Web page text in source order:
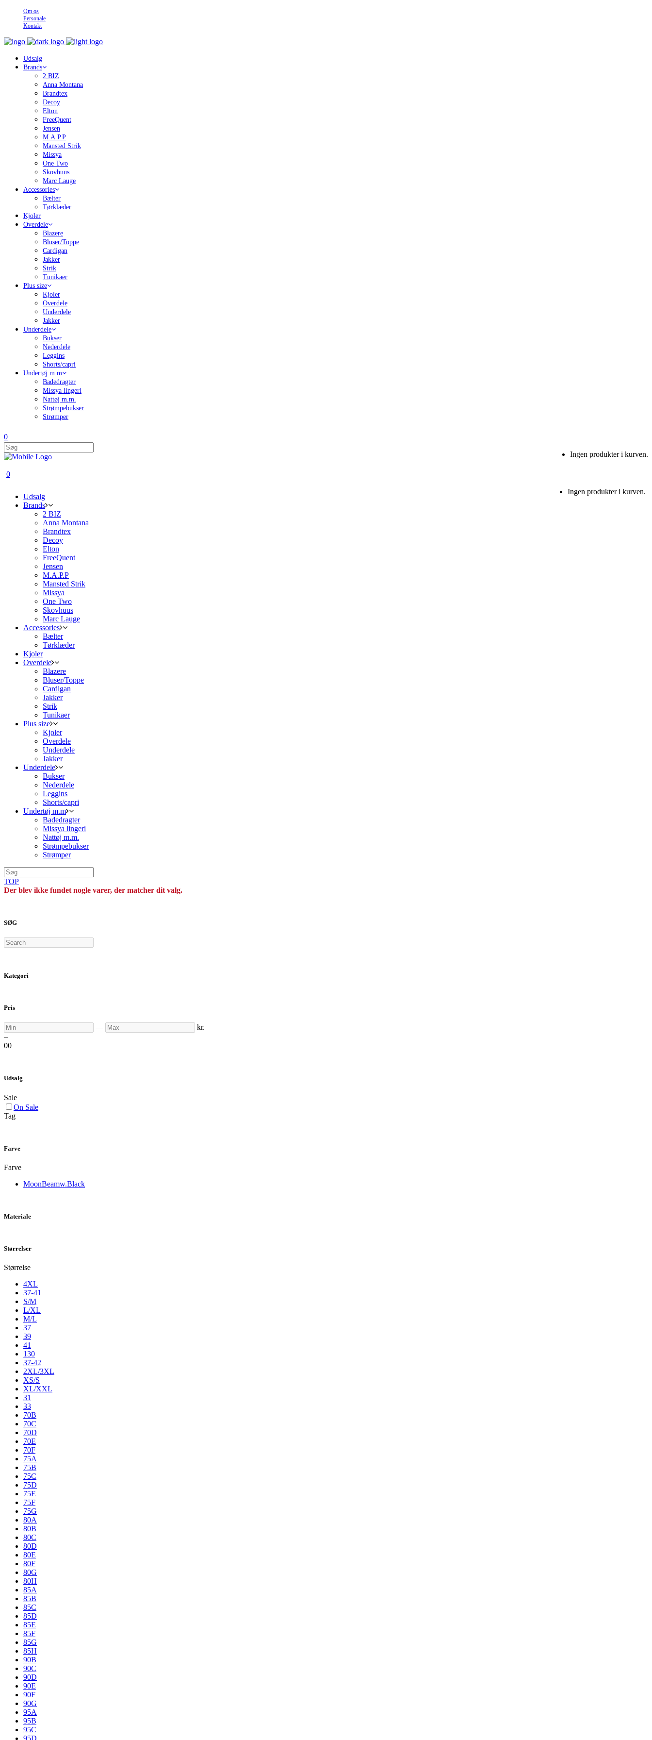
Om os
Personale
Kontakt
Udsalg
Brands
2 BIZ
Anna Montana
Brandtex
Decoy
Elton
FreeQuent
Jensen
M.A.P.P
Mansted Strik
Missya
One Two
Skovhuus
Marc Lauge
Accessories
Bælter
Tørklæder
Kjoler
Overdele
Blazere
Bluser/Toppe
Cardigan
Jakker
Strik
Tunikaer
Plus size
Kjoler
Overdele
Underdele
Jakker
Underdele
Bukser
Nederdele
Leggins
Shorts/capri
Undertøj m.m
Badedragter
Missya lingeri
Nattøj m.m.
Strømpebukser
Strømper
0
Ingen produkter i kurven.
0
Ingen produkter i kurven.
Udsalg
Brands
2 BIZ
Anna Montana
Brandtex
Decoy
Elton
FreeQuent
Jensen
M.A.P.P
Mansted Strik
Missya
One Two
Skovhuus
Marc Lauge
Accessories
Bælter
Tørklæder
Kjoler
Overdele
Blazere
Bluser/Toppe
Cardigan
Jakker
Strik
Tunikaer
Plus size
Kjoler
Overdele
Underdele
Jakker
Underdele
Bukser
Nederdele
Leggins
Shorts/capri
Undertøj m.m
Badedragter
Missya lingeri
Nattøj m.m.
Strømpebukser
Strømper
TOP
Der blev ikke fundet nogle varer, der matcher dit valg.
SØG
Search
Kategori
Pris
Min — Max
kr.
–
00
Udsalg
Sale
On Sale
Tag
Farve
Farve
MoonBeamw.Black
Materiale
Størrelser
Størrelse
4XL
37-41
S/M
L/XL
M/L
37
39
41
130
37-42
2XL/3XL
XS/S
XL/XXL
31
33
70B
70C
70D
70E
70F
75A
75B
75C
75D
75E
75F
75G
80A
80B
80C
80D
80E
80F
80G
80H
85A
85B
85C
85D
85E
85F
85G
85H
90B
90C
90D
90E
90F
90G
95A
95B
95C
95D